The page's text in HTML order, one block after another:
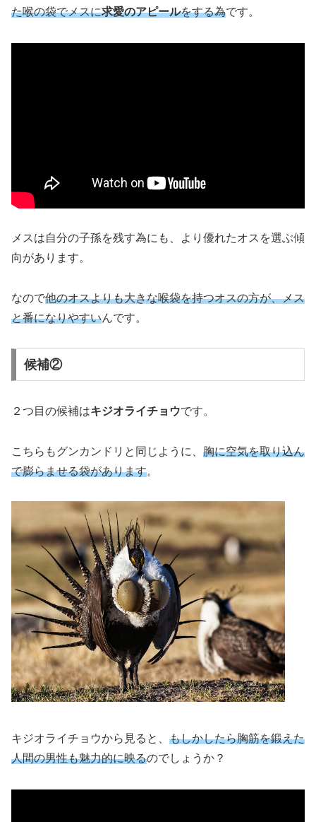
た喉の袋でメスに求愛のアピールをする為です。
メスは自分の子孫を残す為にも、より優れたオスを選ぶ傾
向があります。
なので他のオスよりも大きな喉袋を持つオスの方が、メス
と番になりやすいんです。
候補②
２つ目の候補はキジオライチョウです。
こちらもグンカンドリと同じように、 胸に空気を取り込ん
で膨らませる袋があります。
キジオライチョウから見ると、 もしかしたら胸筋を鍛えた
人間の男性も魅力的に映るのでしょうか？